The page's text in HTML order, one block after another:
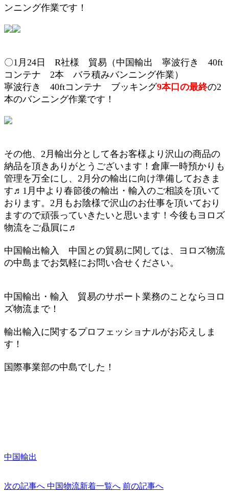
ンニング作業です！
〇1月24日 R社様 貿易（中国輸出 寧波行き 40ft
コンテナ 2本 バラ積みバンニング作業）
寧波行き 40ftコンテナ ブッキング9本口の最終の2
本のバンニング作業です！
その他、2月輸出分として各お客様より沢山の商品の
納品を頂きありがとうございます！倉庫一時預かりも
管理を万全にし、2月分の輸出に向け準備しておきま
す♬1月中より春節後の輸出・輸入のご相談を頂いて
おります。2月もお陰様で沢山のお仕事を頂いており
ますので頑張っていきたいと思います！今後もヨロズ
物流をご贔屓に♬
中国輸出輸入 中国との貿易に関しては、ヨロズ物流
の中島までお気軽にお問い合せください。
中国輸出・輸入 貿易のサポート業務のことならヨロ
ズ物流まで！
輸出輸入に関するプロフェッショナルがお応えしま
す！
国際事業部の中島でした！
中国輸出
次の記事へ 中国物流新着一覧へ 前の記事へ